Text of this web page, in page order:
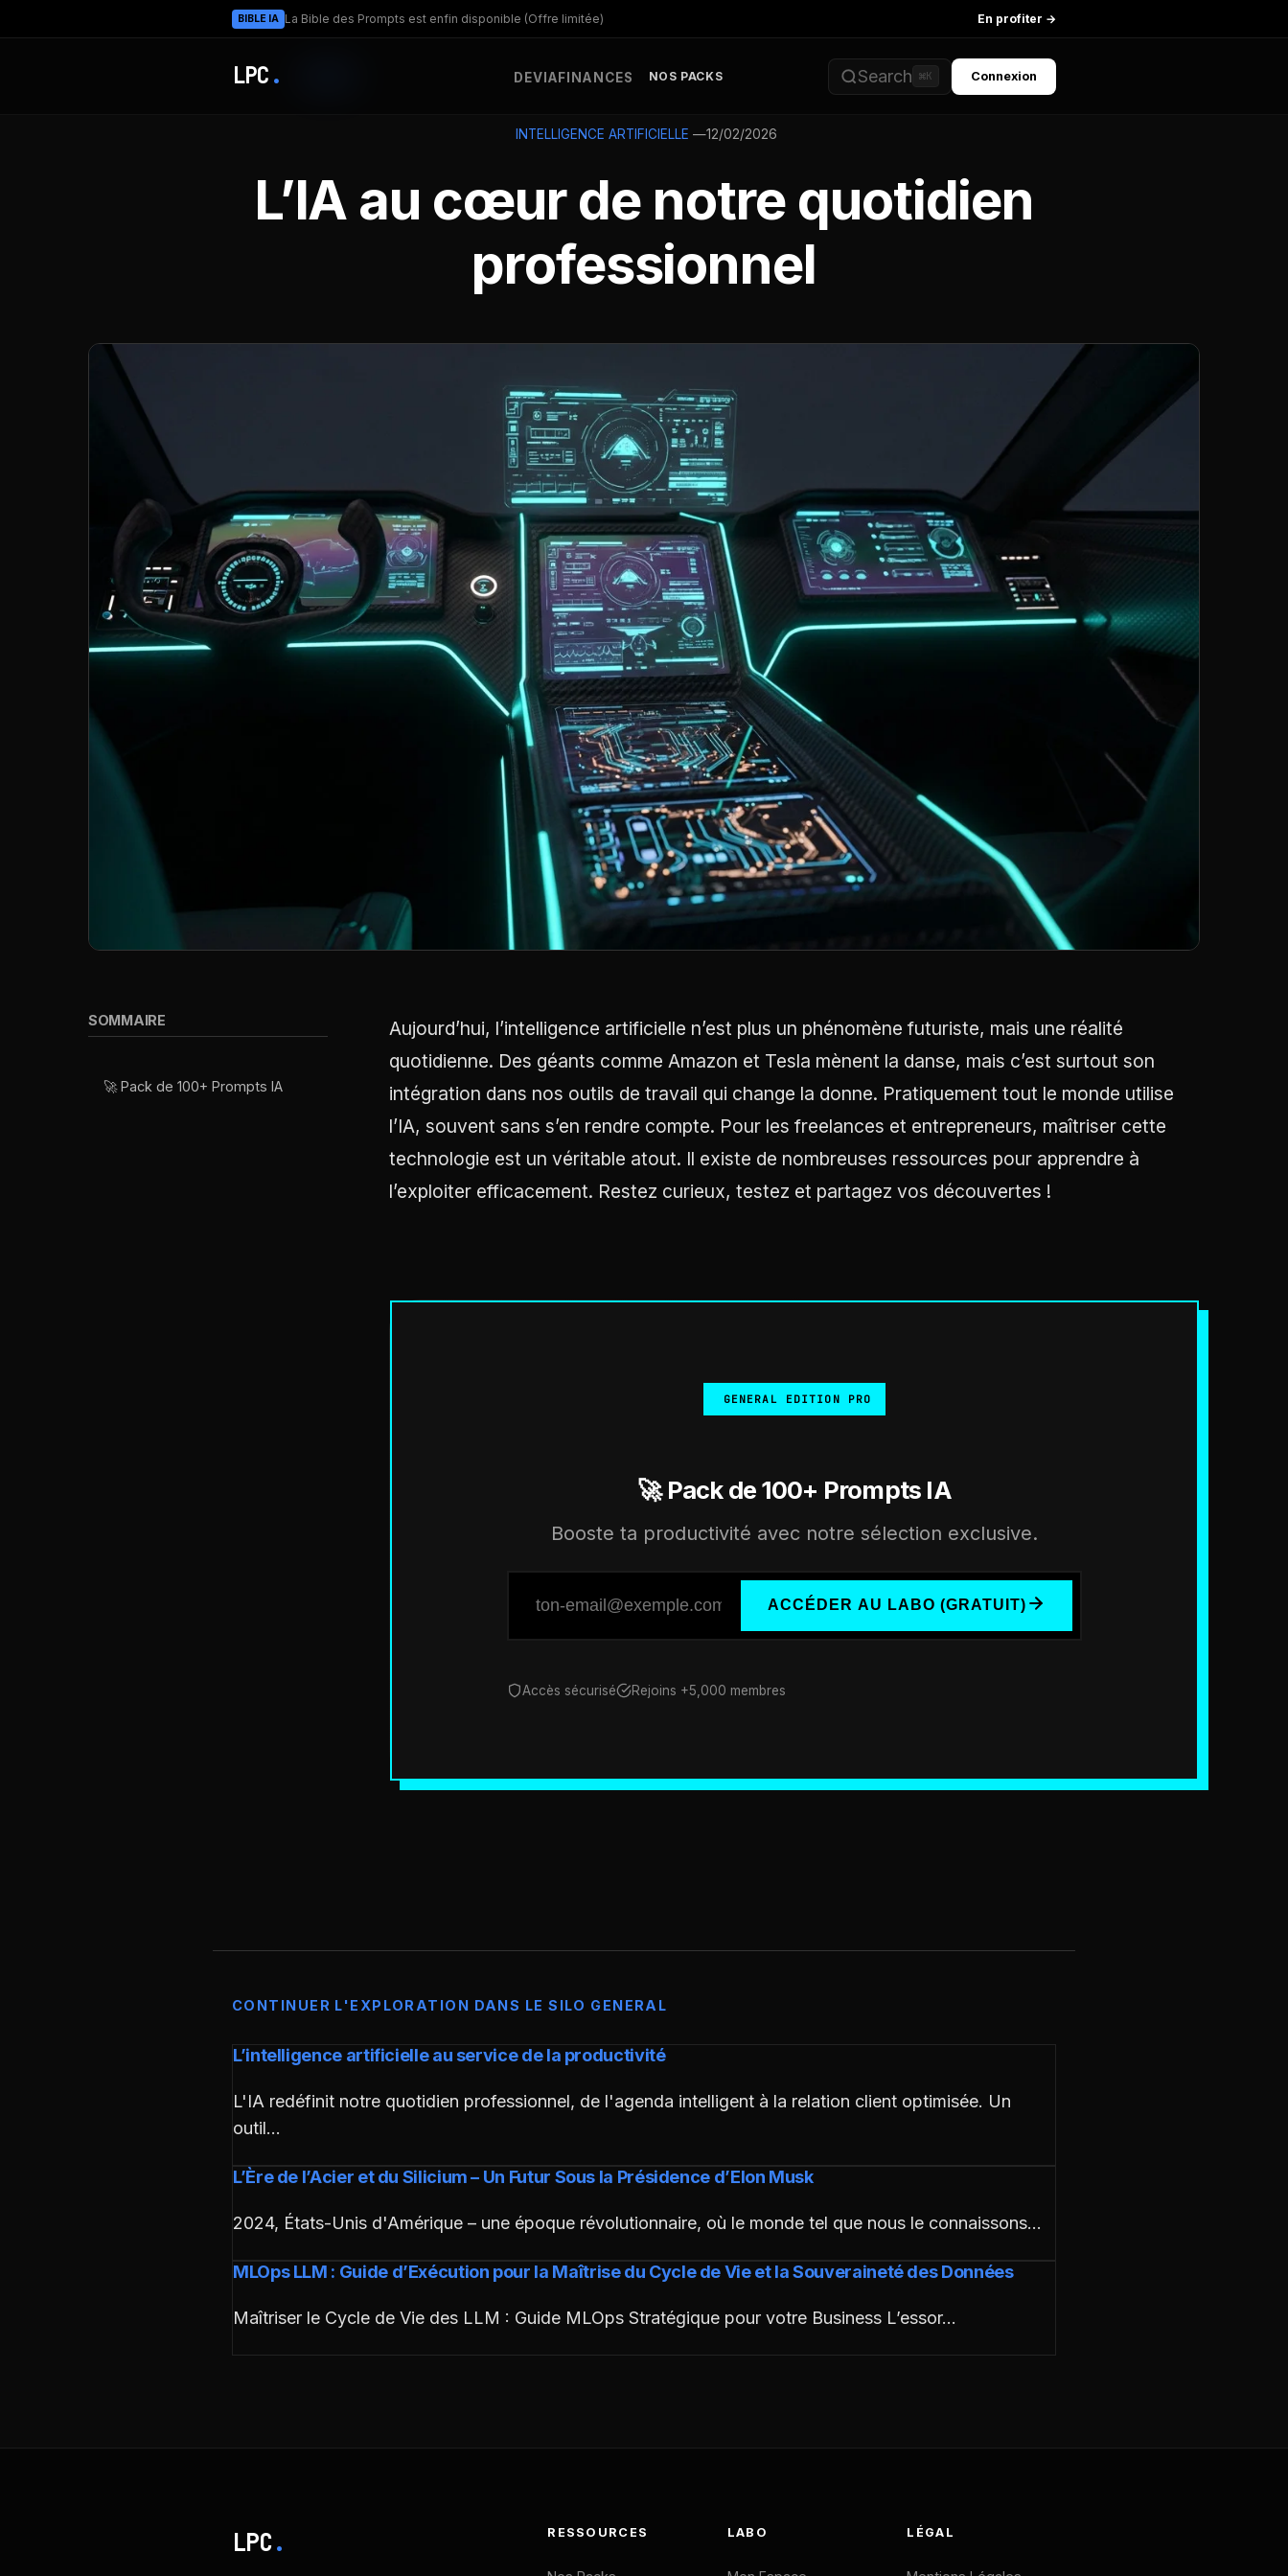
BIBLE IA La Bible des Prompts est enfin disponible (Offre limitée) En profiter →
LPC . DEVIAFINANCES NOS PACKS Search ⌘K Connexion
INTELLIGENCE ARTIFICIELLE —12/02/2026
L’IA au cœur de notre quotidien
professionnel
SOMMAIRE
🚀 Pack de 100+ Prompts IA
Aujourd’hui, l’intelligence artificielle n’est plus un phénomène futuriste, mais une réalité
quotidienne. Des géants comme Amazon et Tesla mènent la danse, mais c’est surtout son
intégration dans nos outils de travail qui change la donne. Pratiquement tout le monde utilise
l’IA, souvent sans s’en rendre compte. Pour les freelances et entrepreneurs, maîtriser cette
technologie est un véritable atout. Il existe de nombreuses ressources pour apprendre à
l’exploiter efficacement. Restez curieux, testez et partagez vos découvertes !
GENERAL EDITION PRO
🚀 Pack de 100+ Prompts IA
Booste ta productivité avec notre sélection exclusive.
ACCÉDER AU LABO (GRATUIT)
Accès sécurisé Rejoins +5,000 membres
CONTINUER L'EXPLORATION DANS LE SILO GENERAL
L’intelligence artificielle au service de la productivité
L'IA redéfinit notre quotidien professionnel, de l'agenda intelligent à la relation client optimisée. Un
outil…
L’Ère de l’Acier et du Silicium – Un Futur Sous la Présidence d’Elon Musk
2024, États-Unis d'Amérique – une époque révolutionnaire, où le monde tel que nous le connaissons…
MLOps LLM : Guide d’Exécution pour la Maîtrise du Cycle de Vie et la Souveraineté des Données
Maîtriser le Cycle de Vie des LLM : Guide MLOps Stratégique pour votre Business L’essor…
LPC. RESSOURCES LABO LÉGAL